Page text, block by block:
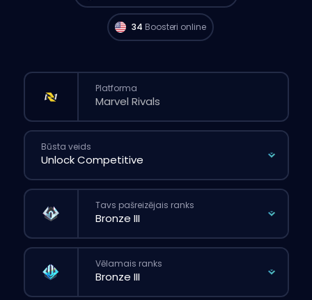
34 Boosteri online
Platforma
Būsta veids
Tavs pašreizējais ranks
Vēlamais ranks